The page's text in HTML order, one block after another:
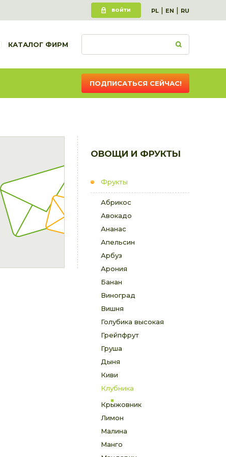
ВОЙТИ PL | EN | RU
КАТАЛОГ ФИРМ
ПОДПИСАТЬСЯ СЕЙЧАС!
ОВОЩИ И ФРУКТЫ
Фрукты
Абрикос
Авокадо
Ананас
Апельсин
Арбуз
Арония
Банан
Виноград
Вишня
Голубика высокая
Грейпфрут
Груша
Дыня
Киви
Клубника
Крыжовник
Лимон
Малина
Манго